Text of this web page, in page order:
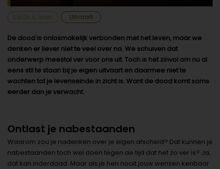
Liefde & leven Uitvaart
De dood is onlosmakelijk verbonden met het leven, maar we
denken er liever niet te veel over na. We schuiven dat
onderwerp meestal ver voor ons uit. Toch is het zinvol om nu al
eens stil te staan bij je eigen uitvaart en daarmee niet te
wachten tot je levenseinde in zicht is. Want de dood komt soms
eerder dan je verwacht.
Ontlast je nabestaanden
Waarom zou je nadenken over je eigen afscheid? Dat kunnen je
nabestaanden toch wel doen tegen de tijd dat het zo ver is? Ja,
dat kan inderdaad. Maar als je hen nooit jouw wensen kenbaar